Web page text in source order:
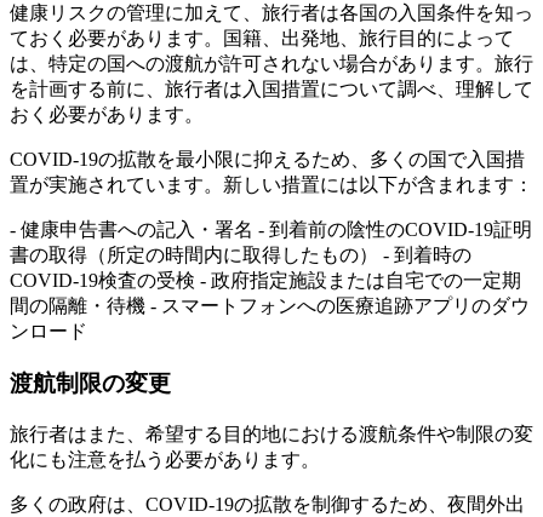
健康リスクの管理に加えて、旅行者は各国の入国条件を知っ
ておく必要があります。国籍、出発地、旅行目的によって
は、特定の国への渡航が許可されない場合があります。旅行
を計画する前に、旅行者は入国措置について調べ、理解して
おく必要があります。
COVID-19の拡散を最小限に抑えるため、多くの国で入国措
置が実施されています。新しい措置には以下が含まれます：
- 健康申告書への記入・署名 - 到着前の陰性のCOVID-19証明
書の取得（所定の時間内に取得したもの） - 到着時の
COVID-19検査の受検 - 政府指定施設または自宅での一定期
間の隔離・待機 - スマートフォンへの医療追跡アプリのダウ
ンロード
渡航制限の変更
旅行者はまた、希望する目的地における渡航条件や制限の変
化にも注意を払う必要があります。
多くの政府は、COVID-19の拡散を制御するため、夜間外出